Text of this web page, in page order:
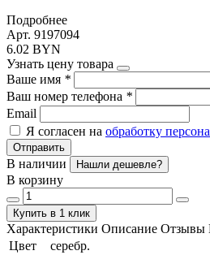
Подробнее
Арт. 9197094
6.02 BYN
Узнать цену товара
Ваше имя *
Ваш номер телефона *
Email
Я согласен на обработку
Отправить
В наличии Нашли дешевле?
В корзину
Купить в 1 клик
Характеристики Описание Отзывы
Цвет
серебр.